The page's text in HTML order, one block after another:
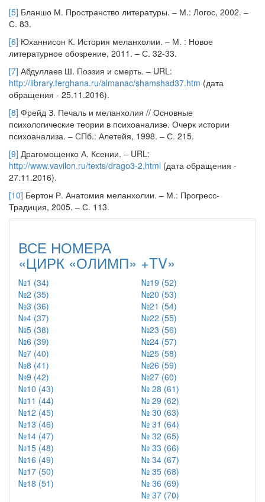
[5] Бланшо М. Пространство литературы. – М.: Логос, 2002. –
С. 83.
[6] Юханнисон К. История меланхолии. – М. : Новое
литературное обозрение, 2011. – С. 32-33.
[7] Абдуллаев Ш. Поэзия и смерть. – URL:
http://library.ferghana.ru/almanac/shamshad37.htm (дата
обращения - 25.11.2016).
[8] Фрейд З. Печаль и меланхолия // Основные
психологические теории в психоанализе. Очерк истории
психоанализа. – СПб.: Алетейя, 1998. – С. 215.
[9] Драгомощенко А. Ксении. – URL:
http://www.vavilon.ru/texts/drago3-2.html (дата обращения -
27.11.2016).
[10] Бертон Р. Анатомия меланхолии. – М.: Прогресс-
Традиция, 2005. – С. 113.
ВСЕ НОМЕРА
«ЦИРК «ОЛИМП» +TV»
№1 (34)
№2 (35)
№3 (36)
№4 (37)
№5 (38)
№6 (39)
№7 (40)
№8 (41)
№9 (42)
№10 (43)
№11 (44)
№12 (45)
№13 (46)
№14 (47)
№15 (48)
№16 (49)
№17 (50)
№18 (51)
№19 (52)
№20 (53)
№21 (54)
№22 (55)
№23 (56)
№24 (57)
№25 (58)
№26 (59)
№27 (60)
№ 28 (61)
№ 29 (62)
№ 30 (63)
№ 31 (64)
№ 32 (65)
№ 33 (66)
№ 34 (67)
№ 35 (68)
№ 36 (69)
№ 37 (70)